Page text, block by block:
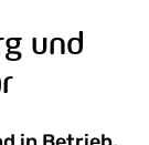
und